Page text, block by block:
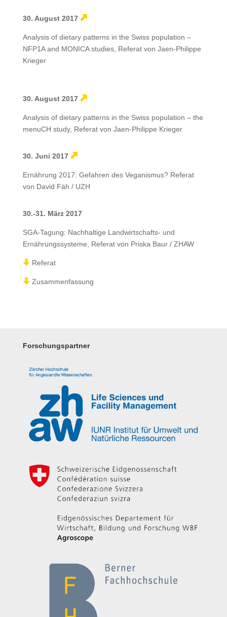
30. August 2017
Analysis of dietary patterns in the Swiss population –
NFP1A and MONICA studies, Referat von Jaen-Philippe
Krieger
30. August 2017
Analysis of dietary patterns in the Swiss population – the
menuCH study, Referat von Jaen-Philippe Krieger
30. Juni 2017
Ernährung 2017: Gefahren des Veganismus? Referat
von David Fäh / UZH
30.-31. März 2017
SGA-Tagung: Nachhaltige Landwirtschafts- und
Ernährungssysteme, Referat von Priska Baur / ZHAW
Referat
Zusammenfassung
Forschungspartner